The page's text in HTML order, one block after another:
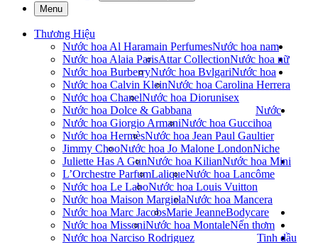
Menu
Thương Hiệu
Nước hoa Al Haramain Perfumes
Nước hoa Alaia ParisAttar Collection
Nước hoa BurberryNước hoa Bvlgari
Nước hoa Calvin KleinNước hoa Carolina Herrera
Nước hoa ChanelNước hoa Dior
Nước hoa Dolce & Gabbana
Nước hoa Giorgio ArmaniNước hoa Gucci
Nước hoa HermèsNước hoa Jean Paul Gaultier
Jimmy ChooNước hoa Jo Malone London
Juliette Has A GunNước hoa Kilian
L’Orchestre ParfumLaliqueNước hoa Lancôme
Nước hoa Le LaboNước hoa Louis Vuitton
Nước hoa Maison MargielaNước hoa Mancera
Nước hoa Marc JacobsMarie Jeanne
Nước hoa MissoniNước hoa Montale
Nước hoa Narciso Rodriguez
Nước hoa nam
Nước hoa nữ
Nước hoa
unisex
Nước
hoa
Niche
Nước hoa Mini
Bodycare
Nến thơm
Tinh dầu